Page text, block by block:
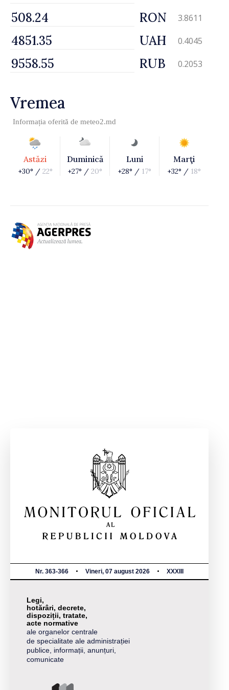
RON 3.8611
UAH 0.4045
RUB 0.2053
Vremea
Informația oferită de meteo2.md
Astăzi
+30° / 22°
Duminică
+27° / 20°
Luni
+28° / 17°
Marţi
+32° / 18°
Nr. 363-366 Vineri, 07 august 2026 XXXIII
Legi,
hotărâri, decrete,
dispoziții, tratate,
acte normative
ale organelor centrale
de specialitate ale administrației
publice, informații, anunțuri,
comunicate